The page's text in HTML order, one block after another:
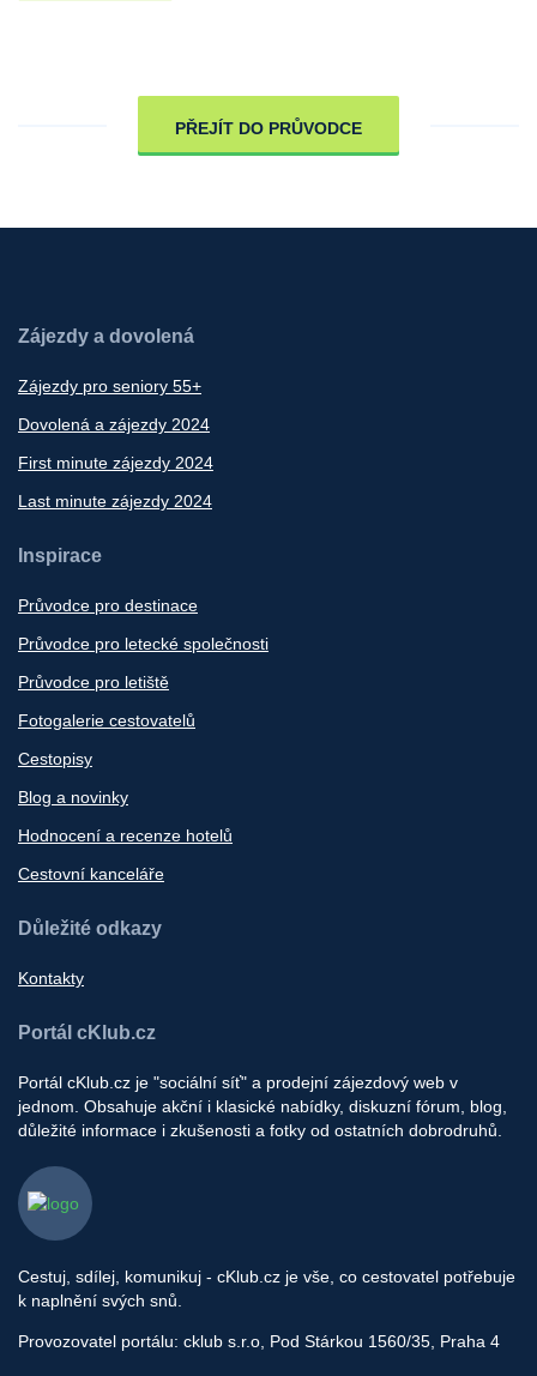
PŘEJÍT DO PRŮVODCE
Zájezdy a dovolená
Zájezdy pro seniory 55+
Dovolená a zájezdy 2024
First minute zájezdy 2024
Last minute zájezdy 2024
Inspirace
Průvodce pro destinace
Průvodce pro letecké společnosti
Průvodce pro letiště
Fotogalerie cestovatelů
Cestopisy
Blog a novinky
Hodnocení a recenze hotelů
Cestovní kanceláře
Důležité odkazy
Kontakty
Portál cKlub.cz
Portál cKlub.cz je "sociální síť" a prodejní zájezdový web v
jednom. Obsahuje akční i klasické nabídky, diskuzní fórum, blog,
důležité informace i zkušenosti a fotky od ostatních dobrodruhů.
Cestuj, sdílej, komunikuj - cKlub.cz je vše, co cestovatel potřebuje
k naplnění svých snů.
Provozovatel portálu: cklub s.r.o, Pod Stárkou 1560/35, Praha 4